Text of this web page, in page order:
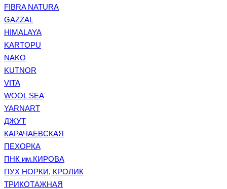
FIBRA NATURA
GAZZAL
HIMALAYA
KARTOPU
NAKO
KUTNOR
VITA
WOOL SEA
YARNART
ДЖУТ
КАРАЧАЕВСКАЯ
ПЕХОРКА
ПНК им.КИРОВА
ПУХ НОРКИ, КРОЛИК
ТРИКОТАЖНАЯ